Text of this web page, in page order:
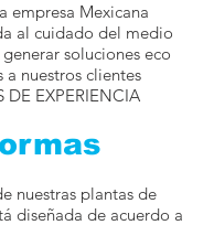
empresa Mexicana
al cuidado del medio
soluciones eco
a nuestros clientes
DE EXPERIENCIA
nuestras plantas de
diseñada de acuerdo a